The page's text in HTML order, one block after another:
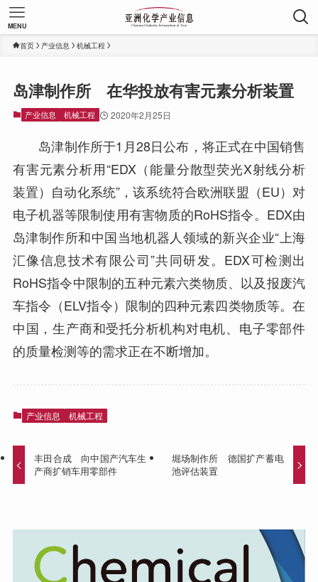
MENU
首页 产业信息 机械工程
岛津制作所 在华投放有害元素分析装置
产业信息 机械工程 2020年2月25日
岛津制作所于1月28日公布，将正式在中国销售
有害元素分析用“EDX（能量分散型荧光X射线分析
装置）自动化系统”，该系统符合欧洲联盟（EU）对
电子机器等限制使用有害物质的RoHS指令。EDX由
岛津制作所和中国当地机器人领域的新兴企业“上海
汇像信息技术有限公司”共同研发。EDX可检测出
RoHS指令中限制的五种元素六类物质、以及报废汽
车指令（ELV指令）限制的四种元素四类物质等。在
中国，生产商和受托分析机构对电机、电子零部件
的质量检测等的需求正在不断增加。
产业信息 机械工程
丰田合成 向中国产汽车生
产商扩销车用零部件
堀场制作所 德国扩产蓄电
池评估装置